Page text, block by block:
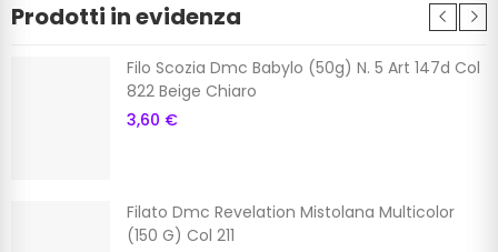
Prodotti in evidenza
Filo Scozia Dmc Babylo (50g) N. 5 Art 147d Col
822 Beige Chiaro
3,60 €
Filato Dmc Revelation Mistolana Multicolor
(150 G) Col 211